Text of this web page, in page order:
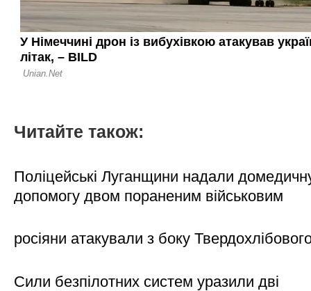
Читайте також:
Поліцейські Луганщини надали
допомогу двом пораненим військовим
росіяни атакували з боку
Сили безпілотних систем уразили дві